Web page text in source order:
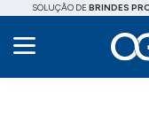
SOLUÇÃO DEBRINDES